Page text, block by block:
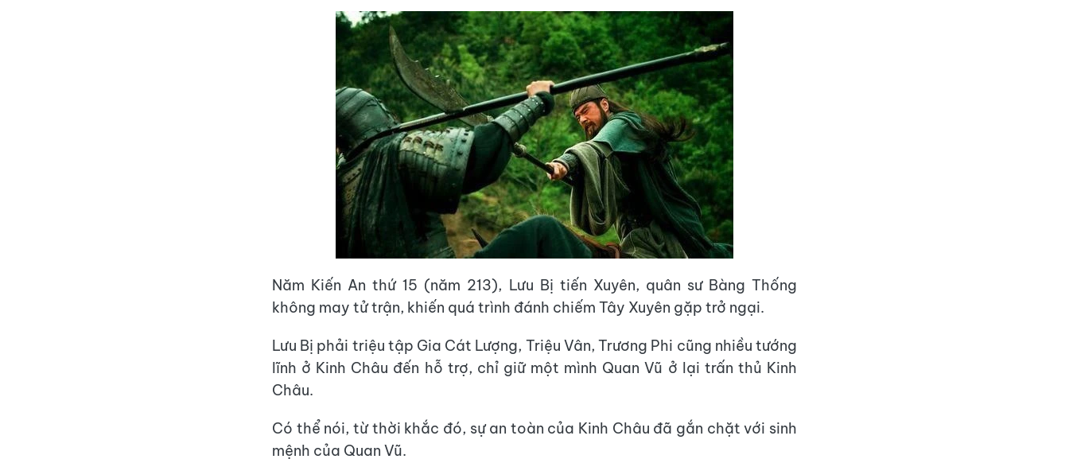
Năm Kiến An thứ 15 (năm 213), Lưu Bị tiến Xuyên, quân sư Bàng Thống
không may tử trận, khiến quá trình đánh chiếm Tây Xuyên gặp trở ngại.
Lưu Bị phải triệu tập Gia Cát Lượng, Triệu Vân, Trương Phi cũng nhiều tướng
lĩnh ở Kinh Châu đến hỗ trợ, chỉ giữ một mình Quan Vũ ở lại trấn thủ Kinh
Châu.
Có thể nói, từ thời khắc đó, sự an toàn của Kinh Châu đã gắn chặt với sinh
mệnh của Quan Vũ.